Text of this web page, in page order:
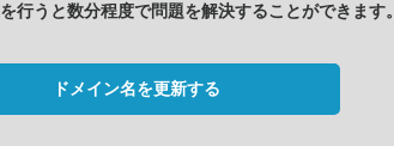
行うと数分程度で問題を解決することができます。
ドメイン名を更新する